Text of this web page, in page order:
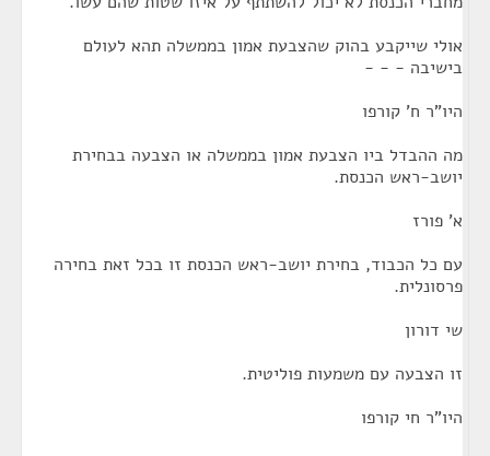
אולי שייקבע בהוק שהצבעת אמון בממשלה תהא לעולם
בישיבה - - -
היו"ר ח' קורפו
מה ההבדל ביו הצבעת אמון בממשלה או הצבעה בבחירת
יושב-ראש הכנסת.
א' פורז
עם כל הכבוד, בחירת יושב-ראש הכנסת זו בכל זאת בחירה
פרסונלית.
שי דורון
זו הצבעה עם משמעות פוליטית.
היו"ר חי קורפו